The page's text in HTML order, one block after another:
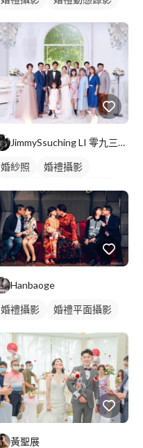
JimmySsuching LI 零九三一一九零零零七 ＞J
婚紗照
婚禮攝影
家庭照
Hanbaoge
婚禮攝影 婚禮平面攝影
黃聖展